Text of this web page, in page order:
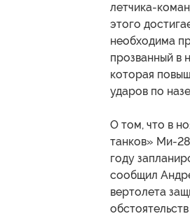
летчика-
этого
необходима
прозванный в
которая
ударов по
О том, что в
танков» Ми-
году
сообщил
вертолета